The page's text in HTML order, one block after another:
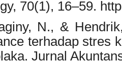
70(1), 16–59.
N., &
terhadap stres
Jurnal